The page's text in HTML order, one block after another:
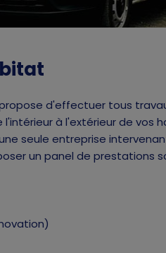
propose d'effectuer tous
l'intérieur à l'extérieur de vos
seule entreprise
un panel de prestations